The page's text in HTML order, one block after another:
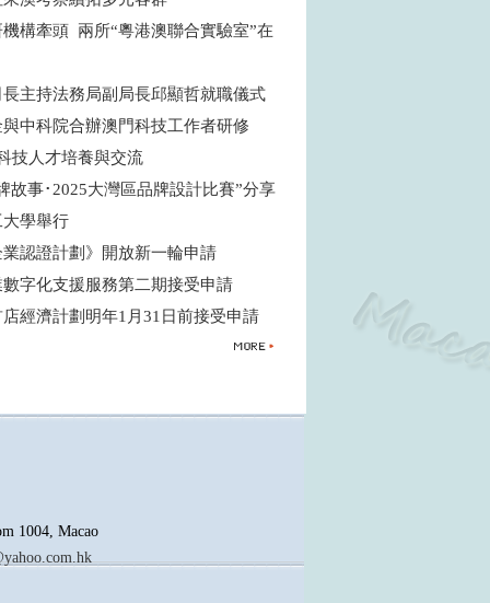
構牽頭 兩所“粵港澳聯合實驗室”在
主持法務局副局長邱顯哲就職儀式
中科院合辦澳門科技工作者研修
技人才培養與交流
故事･2025大灣區品牌設計比賽”分享
學舉行
認證計劃》開放新一輪申請
字化支援服務第二期接受申請
經濟計劃明年1月31日前接受申請
1004, Macao